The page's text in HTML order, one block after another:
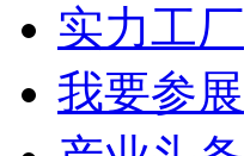
实力工厂
我要参展